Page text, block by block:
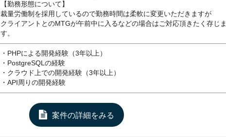
【勤務形態について】
裁量労働制を採用しているので勤務時間は柔軟に変更いただきますが
クライアントとのMTGが午前中に入るなどの場合はご対応頂きたく存じま
す。
・PHPによる開発経験（3年以上）
・PostgreSQLの経験
・クラウド上での開発経験（3年以上）
・API周りの開発経験
案件の詳細をみる